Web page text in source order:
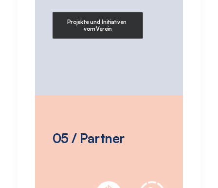
Projekte und Initiativen
vom Verein
05 / Partner